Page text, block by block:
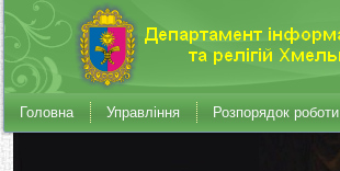
Головна Управління Розпорядок роботи